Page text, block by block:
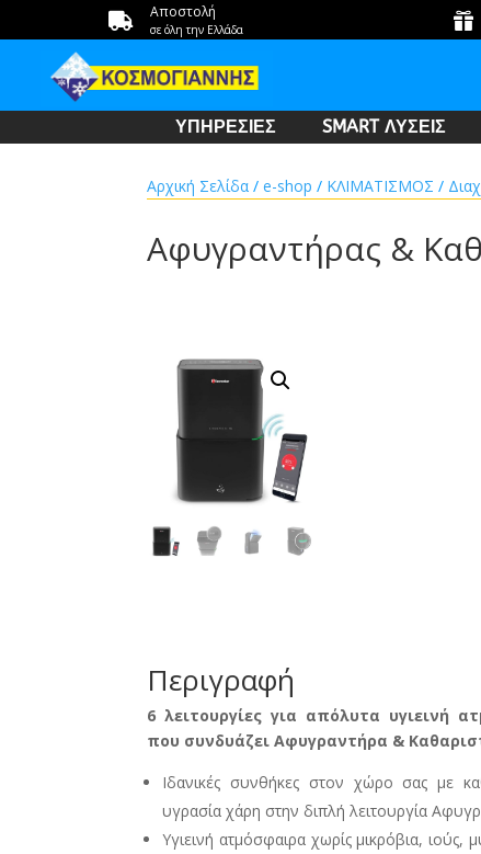
 Αποστολή
σε όλη την Ελλάδα 
ΥΠΗΡΕΣΙΕΣ SMART ΛΥΣΕΙΣ
Αρχική Σελίδα /e-shop / ΚΛΙΜΑΤΙΣΜΟΣ /
Αφυγραντήρας &
Περιγραφή
6 λειτουργίες για απόλυτα υγιεινή
που συνδυάζει Αφυγραντήρα &
Ιδανικές συνθήκες στον χώρο σας με
υγρασία χάρη στην διπλή λειτουργία
Υγιεινή ατμόσφαιρα χωρίς μικρόβια, ιούς,